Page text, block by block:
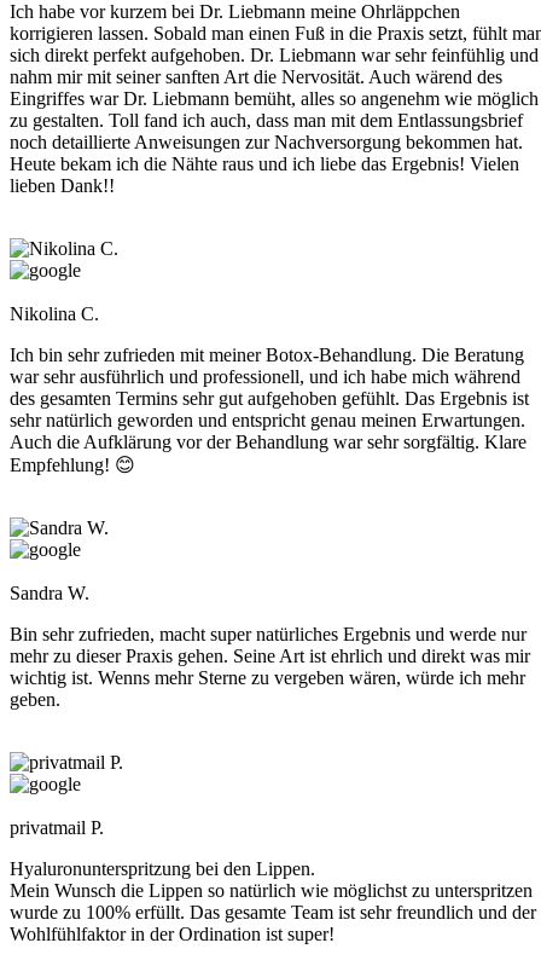
Ich habe vor kurzem bei Dr. Liebmann meine Ohrläppchen
korrigieren lassen. Sobald man einen Fuß in die Praxis setzt, fühlt
sich direkt perfekt aufgehoben. Dr. Liebmann war sehr feinfühlig und
nahm mir mit seiner sanften Art die Nervosität. Auch wärend des
Eingriffes war Dr. Liebmann bemüht, alles so angenehm wie möglich
zu gestalten. Toll fand ich auch, dass man mit dem Entlassungsbrief
noch detaillierte Anweisungen zur Nachversorgung bekommen hat.
Heute bekam ich die Nähte raus und ich liebe das Ergebnis! Vielen
lieben Dank!!
Nikolina C.
Ich bin sehr zufrieden mit meiner Botox-Behandlung. Die Beratung
war sehr ausführlich und professionell, und ich habe mich während
des gesamten Termins sehr gut aufgehoben gefühlt. Das Ergebnis ist
sehr natürlich geworden und entspricht genau meinen Erwartungen.
Auch die Aufklärung vor der Behandlung war sehr sorgfältig. Klare
Empfehlung! 😊
Sandra W.
Bin sehr zufrieden, macht super natürliches Ergebnis und werde nur
mehr zu dieser Praxis gehen. Seine Art ist ehrlich und direkt was mir
wichtig ist. Wenns mehr Sterne zu vergeben wären, würde ich mehr
geben.
privatmail P.
Hyaluronunterspritzung bei den Lippen.
Mein Wunsch die Lippen so natürlich wie möglichst zu unterspritzen
wurde zu 100% erfüllt. Das gesamte Team ist sehr freundlich und der
Wohlfühlfaktor in der Ordination ist super!